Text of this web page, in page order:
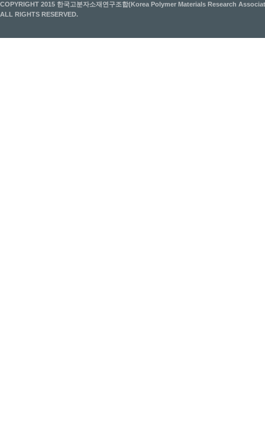
COPYRIGHT 2015 한국고분자소재연구조합(Korea Polymer Materials Research
ALL RIGHTS RESERVED.